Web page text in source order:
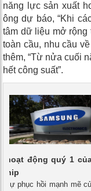
năng lực sản xuất
ông dự báo, “Khi
tâm dữ liệu mở rộng
toàn cầu, nhu cầu
thêm, “Từ nửa cuối
hết công suất”.
hoạt động quý 1
chip
Sự phục hồi mạnh mẽ